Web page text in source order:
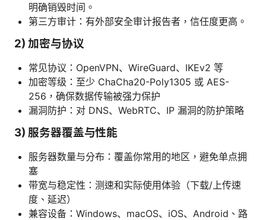
明确销毁时间。
第三方审计：有外部安全审计报告者，信任度更高。
2) 加密与协议
常见协议：OpenVPN、WireGuard、IKEv2 等
加密等级：至少 ChaCha20-Poly1305 或 AES-
256，确保数据传输被强力保护
漏洞防护：对 DNS、WebRTC、IP 漏洞的防护策略
3) 服务器覆盖与性能
服务器数量与分布：覆盖你常用的地区，避免单点拥
塞
带宽与稳定性：测速和实际使用体验（下载/上传速
度、延迟）
兼容设备：Windows、macOS、iOS、Android、路